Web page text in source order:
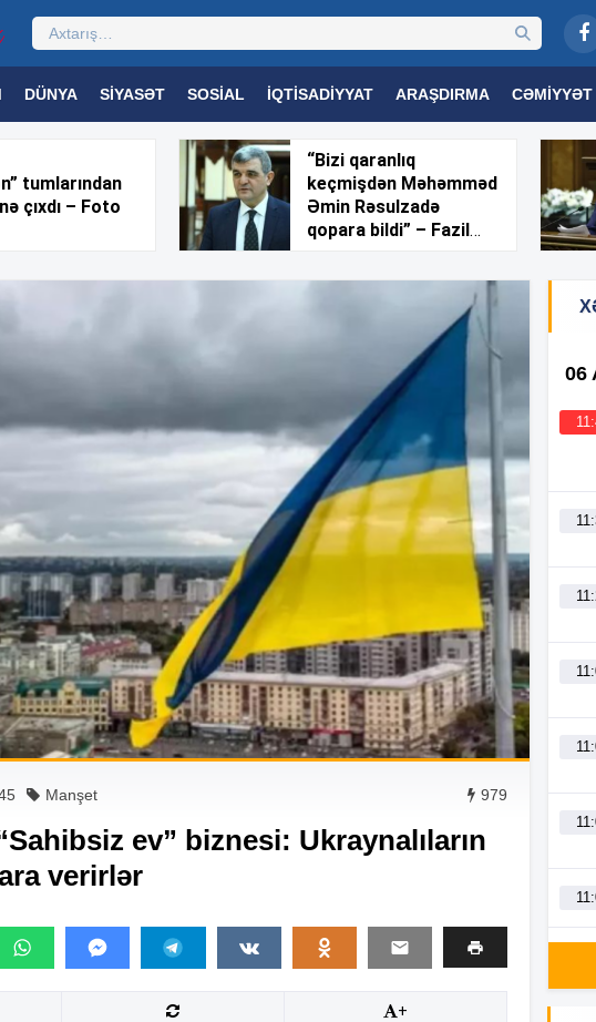
DÜNYA SIYASƏT SOSIAL İQTISADIYYAT ARAŞDIRMA CƏMIYYƏT
TƏHSIL SAĞLAMLIQ MARAQLI
tumlarından
çıxdı – Foto
“Bizi qaranlıq
keçmişdən Məhəmməd
Əmin Rəsulzadə
qopara bildi” – Fazil
Manşet 979
ev” biznesi: Ukraynalıların
verirlər
+
06